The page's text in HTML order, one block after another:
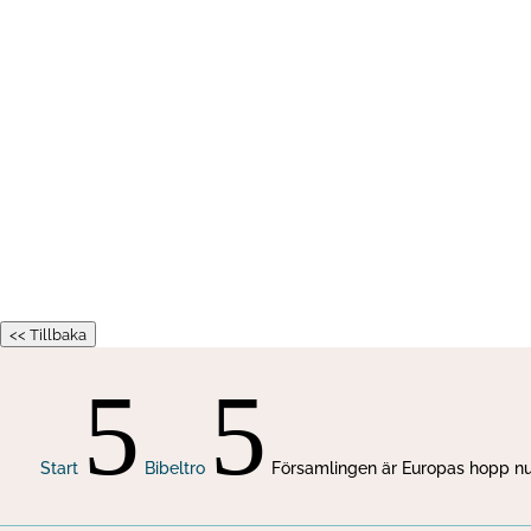
<< Tillbaka
Start 5 Bibeltro 5 Församlingen är Europas hopp